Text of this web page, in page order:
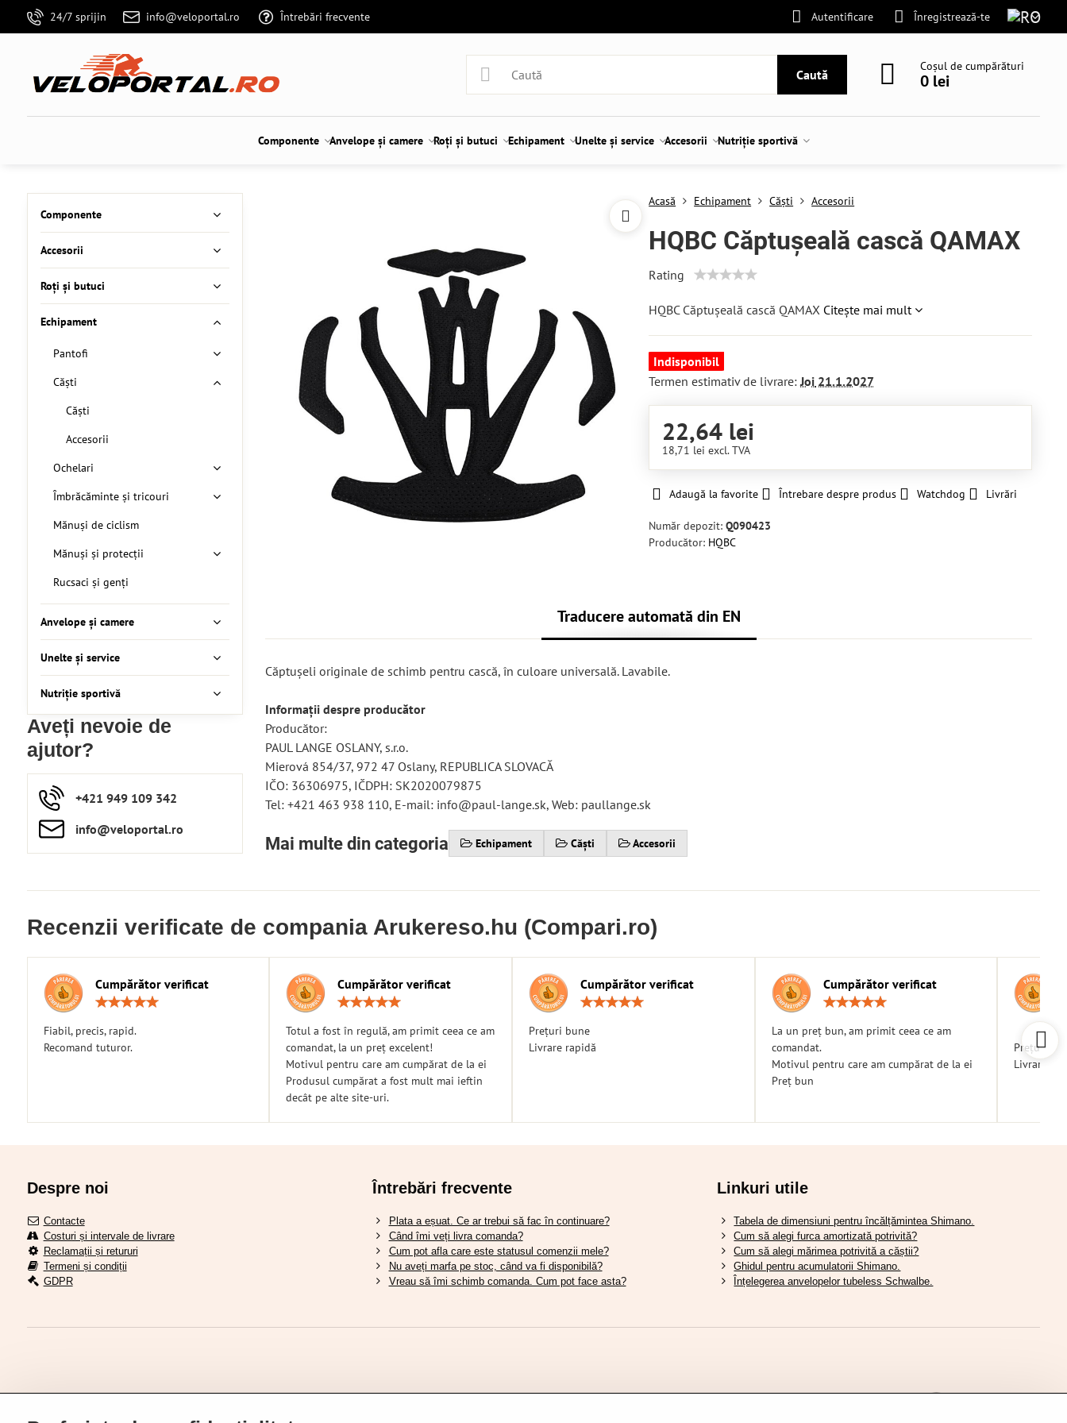
24/7 sprijin info@veloportal.ro Întrebări frecvente Autentificare Înregistrează-te
Caută
Coșul de cumpărături
0 lei
Componente Anvelope și camere Roți și butuci Echipament Unelte și service Accesorii Nutriție sportivă
Acasă Echipament Căști Accesorii
HQBC Căptușeală cască QAMAX
Rating
HQBC Căptușeală cască QAMAX Citește mai mult
Indisponibil
Termen estimativ de livrare:Joi 21.1.2027
22,64 lei
18,71 leiexcl. TVA
Adaugă la favorite Întrebare despre produs Watchdog Livrări
Număr depozit:Q090423
Producător: HQBC
Traducere automată din EN
Căptușeli originale de schimb pentru cască, în culoare universală. Lavabile.
Informații despre producător
Producător:
PAUL LANGE OSLANY, s.r.o.
Mierová 854/37, 972 47 Oslany, REPUBLICA SLOVACĂ
IČO: 36306975, IČDPH: SK2020079875
Tel: +421 463 938 110, E-mail: info@paul-lange.sk, Web: paullange.sk
Mai multe din categoria Echipament Căști Accesorii
Componente
Accesorii
Roți și butuci
Echipament
Pantofi
Căști
Căști
Accesorii
Ochelari
Îmbrăcăminte și tricouri
Mănuși de ciclism
Mănuși și protecții
Rucsaci și genți
Anvelope și camere
Unelte și service
Nutriție sportivă
Aveți nevoie de
ajutor?
+421 949 109 342
info​​@veloportal​.ro
Recenzii verificate de compania Arukereso.hu (Compari.ro)
Cumpărător verificat
Fiabil, precis, rapid.
Recomand tuturor.
Cumpărător verificat
/
5
Totul a fost în regulă, am primit ceea ce am
comandat, la un preț excelent!
Motivul pentru care am cumpărat de la ei
Produsul cumpărat a fost mult mai ieftin
decât pe alte site-uri.
Cumpărător verificat
Prețuri bune
Livrare rapidă
Cumpărător verificat
/
5
La un preț bun, am primit ceea ce am
comandat.
Motivul pentru care am cumpărat de la ei
Preț bun
Prețuri
Livrare
Despre noi
Contacte
Costuri și intervale de livrare
Reclamații și retururi
Termeni și condiții
GDPR
Întrebări frecvente
Plata a eșuat. Ce ar trebui să fac în continuare?
Când îmi veți livra comanda?
Cum pot afla care este statusul comenzii mele?
Nu aveți marfa pe stoc, când va fi disponibilă?
Vreau să îmi schimb comanda. Cum pot face asta?
Linkuri utile
Tabela de dimensiuni pentru încălțămintea Shimano.
Cum să alegi furca amortizată potrivită?
Cum să alegi mărimea potrivită a căștii?
Ghidul pentru acumulatorii Shimano.
Înțelegerea anvelopelor tubeless Schwalbe.